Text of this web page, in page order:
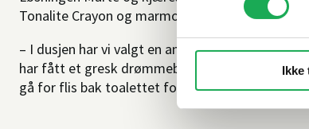
Ikke
Tonalite Crayon og marmorflisene Marex
– I dusjen har vi valgt en annen type flis i en
har fått et gresk drømmebad i grått, blått og en
gå for flis bak toalettet for å skape litt